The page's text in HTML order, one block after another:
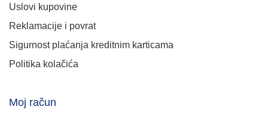
Uslovi kupovine
Reklamacije i povrat
Sigurnost plaćanja kreditnim karticama
Politika kolačića
Moj račun